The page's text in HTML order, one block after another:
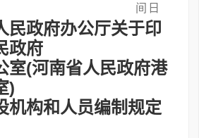
间
日
民政府办公厅关于印
政府
室(河南省人民政府港
)
机构和人员编制规定